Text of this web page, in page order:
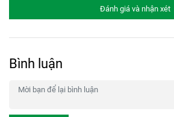
Đánh giá và nhận xét
Bình luận